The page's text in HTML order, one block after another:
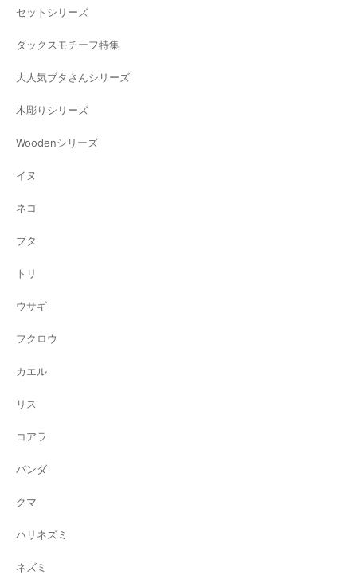
セットシリーズ
ダックスモチーフ特集
大人気ブタさんシリーズ
木彫りシリーズ
Woodenシリーズ
イヌ
ネコ
ブタ
トリ
ウサギ
フクロウ
カエル
リス
コアラ
パンダ
クマ
ハリネズミ
ネズミ